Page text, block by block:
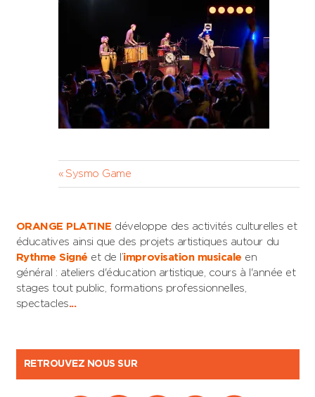
Navigation
l’article
Previous
Post:
Sysmo Game
ORANGE PLATINE développe des activités culturelles et
éducatives ainsi que des projets artistiques autour du
Rythme Signé et de l’improvisation musicale en
général : ateliers d'éducation artistique, cours à l'année et
stages tout public, formations professionnelles,
spectacles...
RETROUVEZ NOUS SUR